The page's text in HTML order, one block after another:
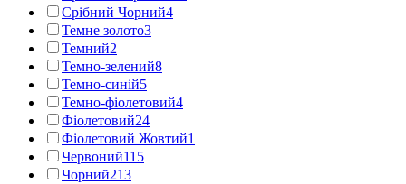
Срібний Чорний4
Темне золото3
Темний2
Темно-зелений8
Темно-синій5
Темно-фіолетовий4
Фіолетовий24
Фіолетовий Жовтий1
Червоний115
Чорний213